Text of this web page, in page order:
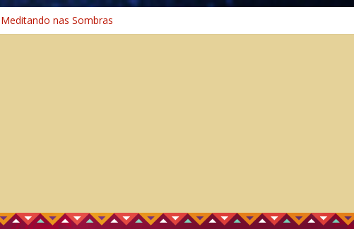
Meditando nas Sombras
Autosuficiência: A Jornada do Espírito Ancestral